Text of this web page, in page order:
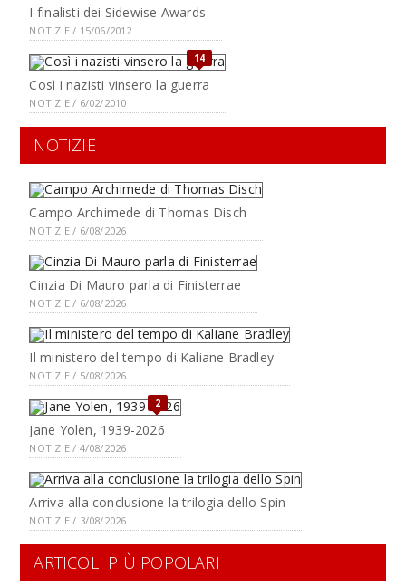
I finalisti dei Sidewise Awards
NOTIZIE / 15/06/2012
14
Così i nazisti vinsero la guerra
NOTIZIE / 6/02/2010
NOTIZIE
Campo Archimede di Thomas Disch
NOTIZIE / 6/08/2026
Cinzia Di Mauro parla di Finisterrae
NOTIZIE / 6/08/2026
Il ministero del tempo di Kaliane Bradley
NOTIZIE / 5/08/2026
2
Jane Yolen, 1939-2026
NOTIZIE / 4/08/2026
Arriva alla conclusione la trilogia dello Spin
NOTIZIE / 3/08/2026
ARTICOLI PIÙ POPOLARI